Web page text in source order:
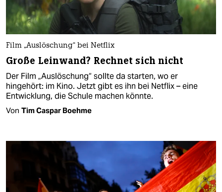
Film „Auslöschung“ bei Netflix
Große Leinwand? Rechnet sich nicht
Der Film „Auslöschung“ sollte da starten, wo er
hingehört: im Kino. Jetzt gibt es ihn bei Netflix – eine
Entwicklung, die Schule machen könnte.
Von Tim Caspar Boehme